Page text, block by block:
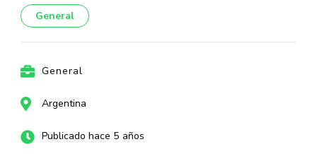
General
General
Argentina
Publicado hace 5 años